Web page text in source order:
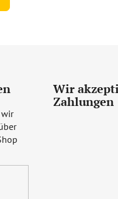
Wir
Zahlungen